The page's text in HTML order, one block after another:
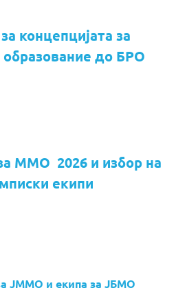
концепцијата за
образование до БРО
ММО 2026 и избор на
екипи
ЈММО и екипа за ЈБМО